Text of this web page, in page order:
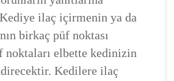
ilaç içirmenin ya da
birkaç püf noktası
noktaları elbette kedinizin
Kedilere ilaç